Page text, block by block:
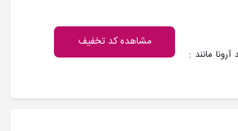
پوشاک برند آرونا مانند :
مشاهده کد تخفیف